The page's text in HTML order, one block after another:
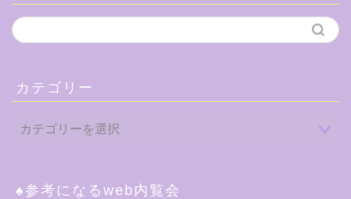
カテゴリー
♠参考になるweb内覧会